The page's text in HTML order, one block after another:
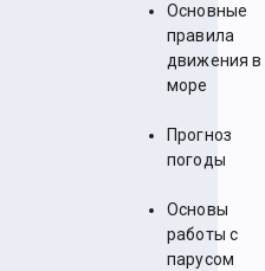
Основные
правила
движения в
море
Прогноз
погоды
Основы
работы с
парусом